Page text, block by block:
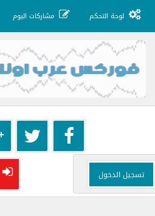
لوحة التحكم مشاركات اليوم